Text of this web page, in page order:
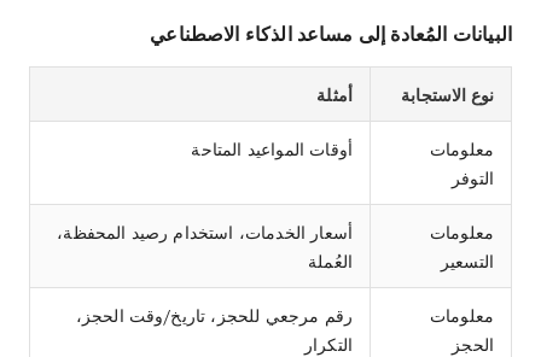
البيانات المُعادة إلى مساعد الذكاء الاصطناعي
نوع الاستجابة أمثلة
معلومات
التوفر
أوقات المواعيد المتاحة
معلومات
التسعير
أسعار الخدمات، استخدام رصيد المحفظة،
العُملة
معلومات
الحجز
رقم مرجعي للحجز، تاريخ/وقت الحجز،
التكرار